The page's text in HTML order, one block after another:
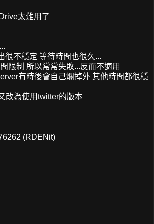
太難用了
很不穩定 等待時間也很久...
限制 所以常常失敗...反而不適用
有時後會自己爛掉外 其他時間都很穩
改為使用twitter的版本
(RDENit)